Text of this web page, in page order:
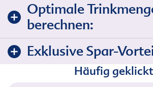
Optimale
berechnen:
Exklusive Spar-
Häufig geklickt